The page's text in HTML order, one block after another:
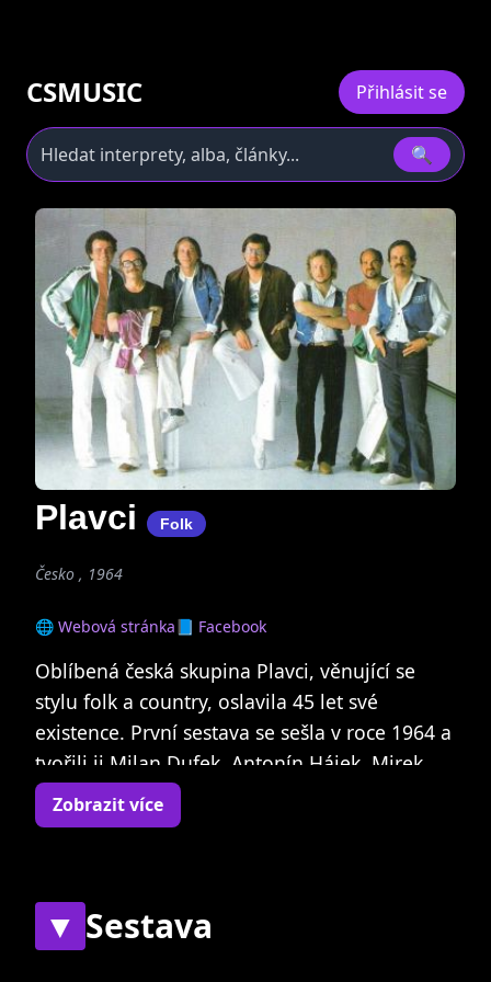
CSMUSIC Přihlásit se
🔍
Plavci Folk
Česko , 1964
🌐 Webová stránka📘 Facebook
Oblíbená česká skupina Plavci, věnující se
stylu folk a country, oslavila 45 let své
existence. První sestava se sešla v roce 1964 a
tvořili ji Milan Dufek, Antonín Hájek, Mirek
Řihošek, Jan Vančura a Jiří Veisser. O rok
později pětice odehrála svůj první koncert, za
vítězství. Svou první desku vydali v roce 1968
u firmy Panton a již v roce 1970 měli na svém
Zobrazit více
▼ Sestava